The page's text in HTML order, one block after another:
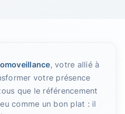
, votre allié à
votre présence
que le référencement
comme un bon plat : il